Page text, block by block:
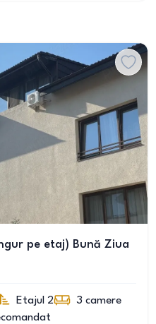
pe etaj) Bună Ziua
Etajul 2 3 camere